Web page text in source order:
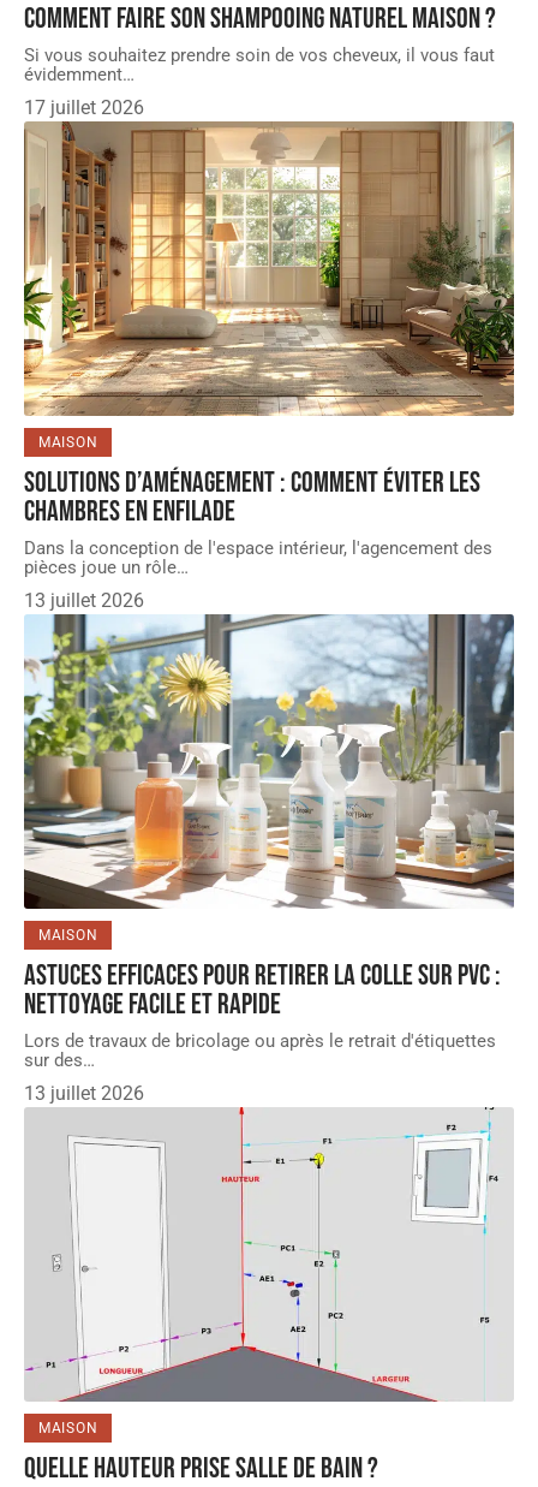
Comment faire son shampooing naturel maison ?
Si vous souhaitez prendre soin de vos cheveux, il vous faut
évidemment…
17 juillet 2026
MAISON
Solutions d’aménagement : comment éviter les
chambres en enfilade
Dans la conception de l'espace intérieur, l'agencement des
pièces joue un rôle…
13 juillet 2026
MAISON
Astuces efficaces pour retirer la colle sur PVC :
nettoyage facile et rapide
Lors de travaux de bricolage ou après le retrait d'étiquettes
sur des…
13 juillet 2026
MAISON
Quelle hauteur prise salle de bain ?